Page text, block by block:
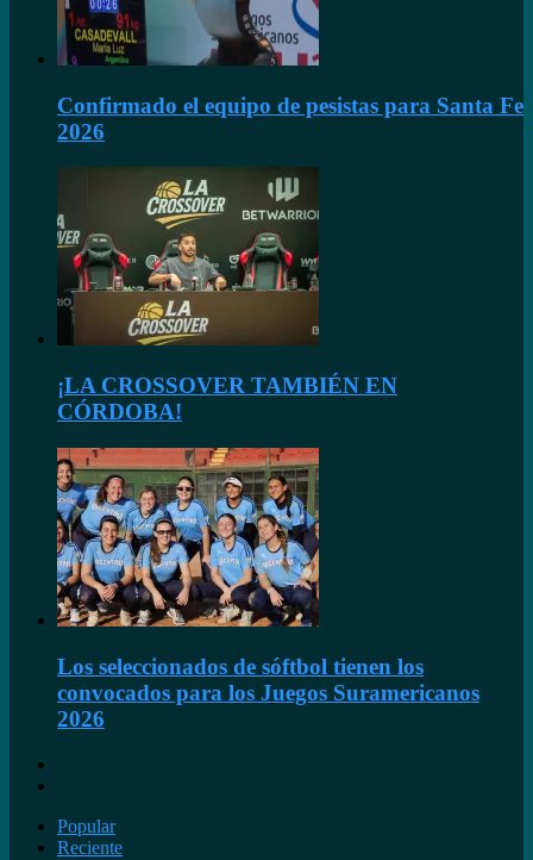
Confirmado el equipo de pesistas para Santa Fe
2026
¡LA CROSSOVER TAMBIÉN EN
CÓRDOBA!
Los seleccionados de sóftbol tienen los
convocados para los Juegos Suramericanos
2026
Popular
Reciente